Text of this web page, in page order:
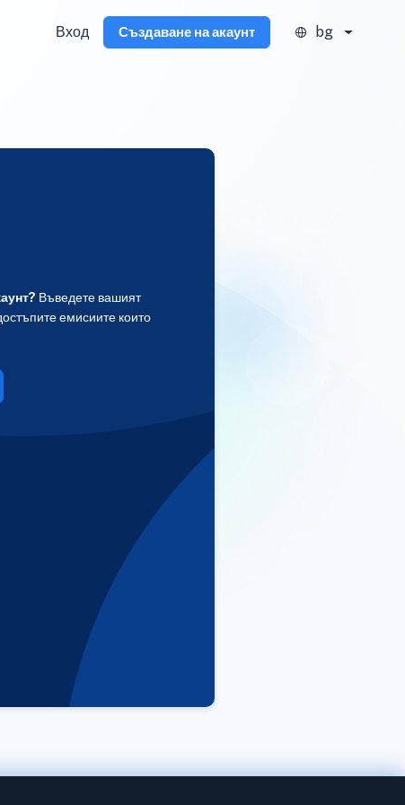
Вход Създаване на акаунт bg
Въведете вашият
емисиите които